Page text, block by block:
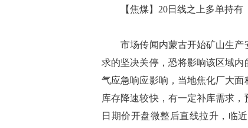
【焦煤】20日线之上多单持有
市场传闻内蒙古开始矿山生产
求的坚决关停，恐将影响该区域
气应急响应影响，当地焦化厂大
库存降速较快，有一定补库需求
日期价开盘微整后直线拉升，临